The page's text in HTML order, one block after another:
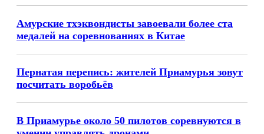
Амурские тхэквондисты завоевали более ста
медалей на соревнованиях в Китае
Пернатая перепись: жителей Приамурья зовут
посчитать воробьёв
В Приамурье около 50 пилотов соревнуются в